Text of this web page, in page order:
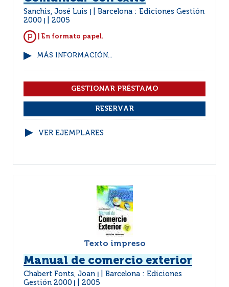
Sanchis, José Luis
Barcelona : Ediciones Gestión
2000
2005
| En formato papel.
MÁS INFORMACIÓN...
VER EJEMPLARES
Texto impreso
Manual de comercio exterior
Chabert Fonts, Joan
Barcelona : Ediciones
Gestión 2000
2005